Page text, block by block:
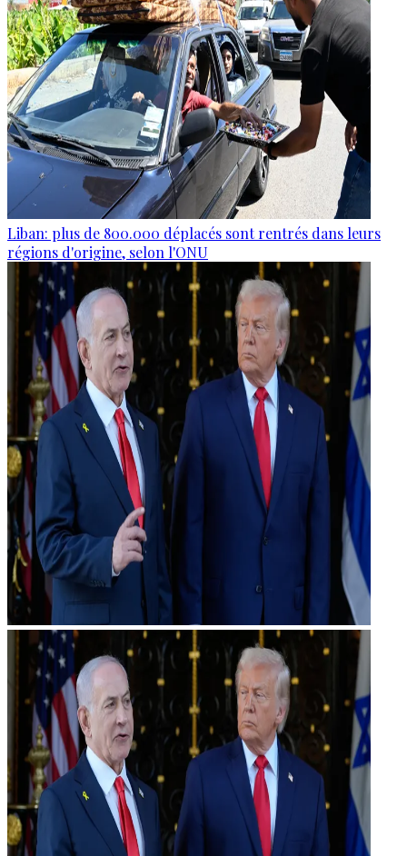
Liban: plus de 800.000 déplacés sont rentrés dans leurs
régions d'origine, selon l'ONU